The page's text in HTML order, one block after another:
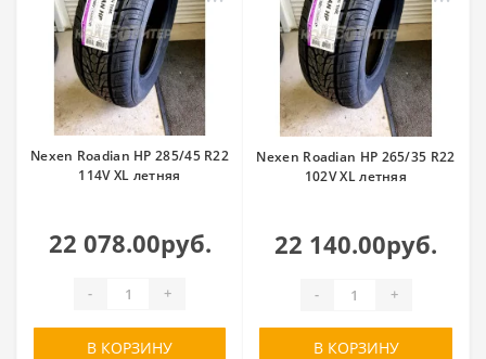
Nexen Roadian HP 285/45 R22
114V XL летняя
22 078.00руб.
- +
В КОРЗИНУ
Nexen Roadian HP 265/35 R22
102V XL летняя
22 140.00руб.
- +
В КОРЗИНУ